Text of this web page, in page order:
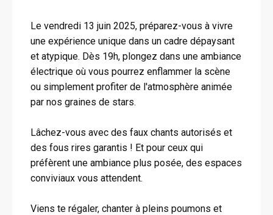
Le vendredi 13 juin 2025, préparez-vous à vivre
une expérience unique dans un cadre dépaysant
et atypique. Dès 19h, plongez dans une ambiance
électrique où vous pourrez enflammer la scène
ou simplement profiter de l'atmosphère animée
par nos graines de stars.
Lâchez-vous avec des faux chants autorisés et
des fous rires garantis ! Et pour ceux qui
préfèrent une ambiance plus posée, des espaces
conviviaux vous attendent.
Viens te régaler, chanter à pleins poumons et